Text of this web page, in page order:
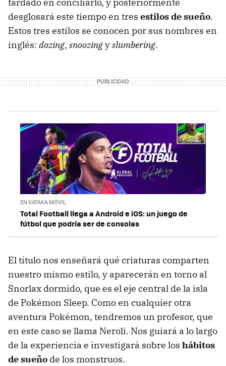
desglosará este tiempo en tres estilos de sueño.
Estos tres estilos se conocen por sus nombres en
inglés: dozing, snoozingyslumbering.
EN XATAKA MÓVIL
Total Football llega a Android e iOS: un juego de
fútbol que podría ser de consolas
El título nos enseñará qué criaturas comparten
nuestro mismo estilo, y aparecerán en torno al
Snorlax dormido, que es el eje central de la isla
de Pokémon Sleep. Como en cualquier otra
aventura Pokémon, tendremos un profesor, que
en este caso se llama Neroli. Nos guiará a lo largo
de la experiencia e investigará sobre los hábitos
de sueño de los monstruos.